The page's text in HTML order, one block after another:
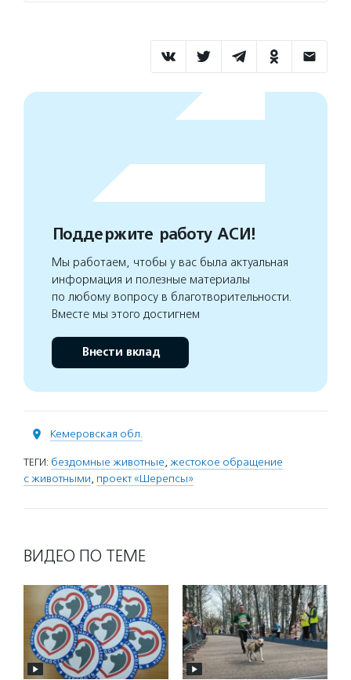
Поддержите работу АСИ!
Мы работаем, чтобы у вас была актуальная
информация и полезные материалы
по любому вопросу в благотворительности.
Вместе мы этого достигнем
Внести вклад
Кемеровская обл.
ТЕГИ: бездомные животные, жестокое обращение
с животными, проект «Шерепсы»
ВИДЕО ПО ТЕМЕ